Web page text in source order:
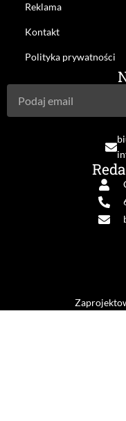
Reklama
Kontakt
Polityka prywatności